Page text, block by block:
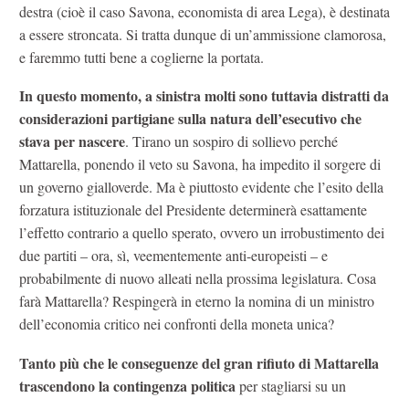
destra (cioè il caso Savona, economista di area Lega), è destinata
a essere stroncata. Si tratta dunque di un’ammissione clamorosa,
e faremmo tutti bene a coglierne la portata.
In questo momento, a sinistra molti sono tuttavia distratti da
considerazioni partigiane sulla natura dell’esecutivo che
stava per nascere. Tirano un sospiro di sollievo perché
Mattarella, ponendo il veto su Savona, ha impedito il sorgere di
un governo gialloverde. Ma è piuttosto evidente che l’esito della
forzatura istituzionale del Presidente determinerà esattamente
l’effetto contrario a quello sperato, ovvero un irrobustimento dei
due partiti – ora, sì, veementemente anti-europeisti – e
probabilmente di nuovo alleati nella prossima legislatura. Cosa
farà Mattarella? Respingerà in eterno la nomina di un ministro
dell’economia critico nei confronti della moneta unica?
Tanto più che le conseguenze del gran rifiuto di Mattarella
trascendono la contingenza politicaper stagliarsi su un